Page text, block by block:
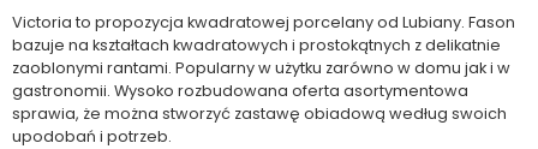
Victoria to propozycja kwadratowej porcelany od Lubiany. Fason
bazuje na kształtach kwadratowych i prostokątnych z delikatnie
zaoblonymi rantami. Popularny w użytku zarówno w domu jak i w
gastronomii. Wysoko rozbudowana oferta asortymentowa
sprawia, że można stworzyć zastawę obiadową według swoich
upodobań i potrzeb.